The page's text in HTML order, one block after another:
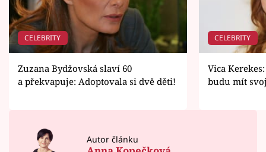
CELEBRITY
Zuzana Bydžovská slaví 60
a překvapuje: Adoptovala si dvě děti!
CELEBRITY
Vica
budu mít
Autor článku